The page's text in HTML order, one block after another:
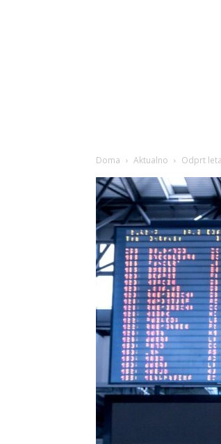
Doma Aktualno Odprt